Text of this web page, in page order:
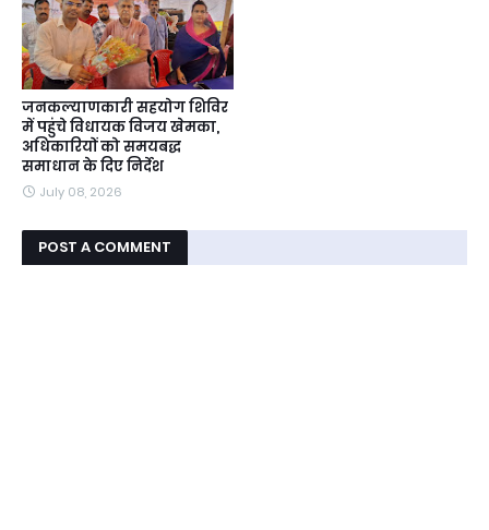
जनकल्याणकारी सहयोग शिविर
में पहुंचे विधायक विजय खेमका,
अधिकारियों को समयबद्ध
समाधान के दिए निर्देश
July 08, 2026
POST A COMMENT